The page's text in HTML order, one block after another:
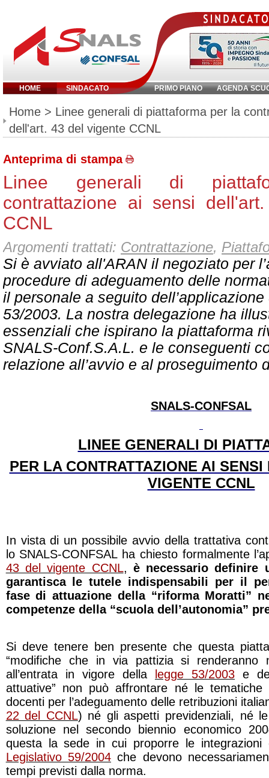
HOME SINDACATO PRIMO PIANO AGENDA
Inserisci parola chiave:
Home > Linee generali di piattaforma per la
dell'art. 43 del vigente CCNL
Anteprima di stampa
Linee generali di
contrattazione ai sensi
CCNL
Argomenti trattati: Contrattazione,
Si è avviato all'ARAN il negoziato per
procedure di adeguamento delle
il personale a seguito
53/2003. La nostra delegazione ha
essenziali che ispirano la piattaforma
SNALS-Conf.S.A.L. e le conseguenti
relazione all’avvio e al proseguimento
SNALS-CONFSAL
LINEE GENERALI DI
PER LA CONTRATTAZIONE AI SENSI
VIGENTE CCNL
In vista di un possibile avvio della trattativa
lo SNALS-CONFSAL ha chiesto formalmente
43 del vigente CCNL, è necessario definire
garantisca le tutele indispensabili per il
fase di attuazione della “riforma Moratti”
competenze della “scuola dell’autonomia”
Si deve tenere ben presente che questa
“modifiche che in via pattizia si renderanno
all’entrata in vigore della
legge 53/2003 e
attuative” non può affrontare né le
docenti per l’adeguamento delle retribuzioni
22 del CCNL) né gli aspetti previdenziali, né
soluzione nel secondo biennio economico
questa la sede in cui proporre le
Legislativo 59/2004che devono
tempi previsti dalla norma.